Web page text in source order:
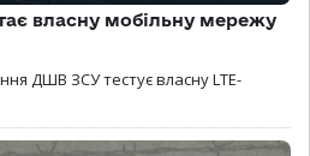
власну мобільну мережу
ДШВ ЗСУ тестує власну LTE-